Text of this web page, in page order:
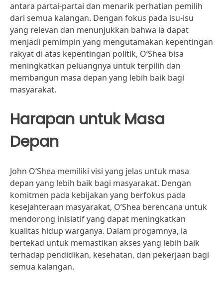
antara partai-partai dan menarik perhatian pemilih
dari semua kalangan. Dengan fokus pada isu-isu
yang relevan dan menunjukkan bahwa ia dapat
menjadi pemimpin yang mengutamakan kepentingan
rakyat di atas kepentingan politik, O’Shea bisa
meningkatkan peluangnya untuk terpilih dan
membangun masa depan yang lebih baik bagi
masyarakat.
Harapan untuk Masa
Depan
John O’Shea memiliki visi yang jelas untuk masa
depan yang lebih baik bagi masyarakat. Dengan
komitmen pada kebijakan yang berfokus pada
kesejahteraan masyarakat, O’Shea berencana untuk
mendorong inisiatif yang dapat meningkatkan
kualitas hidup warganya. Dalam progamnya, ia
bertekad untuk memastikan akses yang lebih baik
terhadap pendidikan, kesehatan, dan pekerjaan bagi
semua kalangan.